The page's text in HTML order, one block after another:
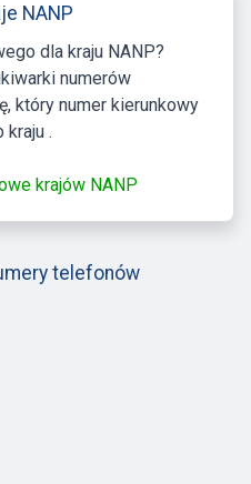
NANP
dla kraju NANP?
numerów
który numer kierunkowy
kraju .
krajów NANP
telefonów